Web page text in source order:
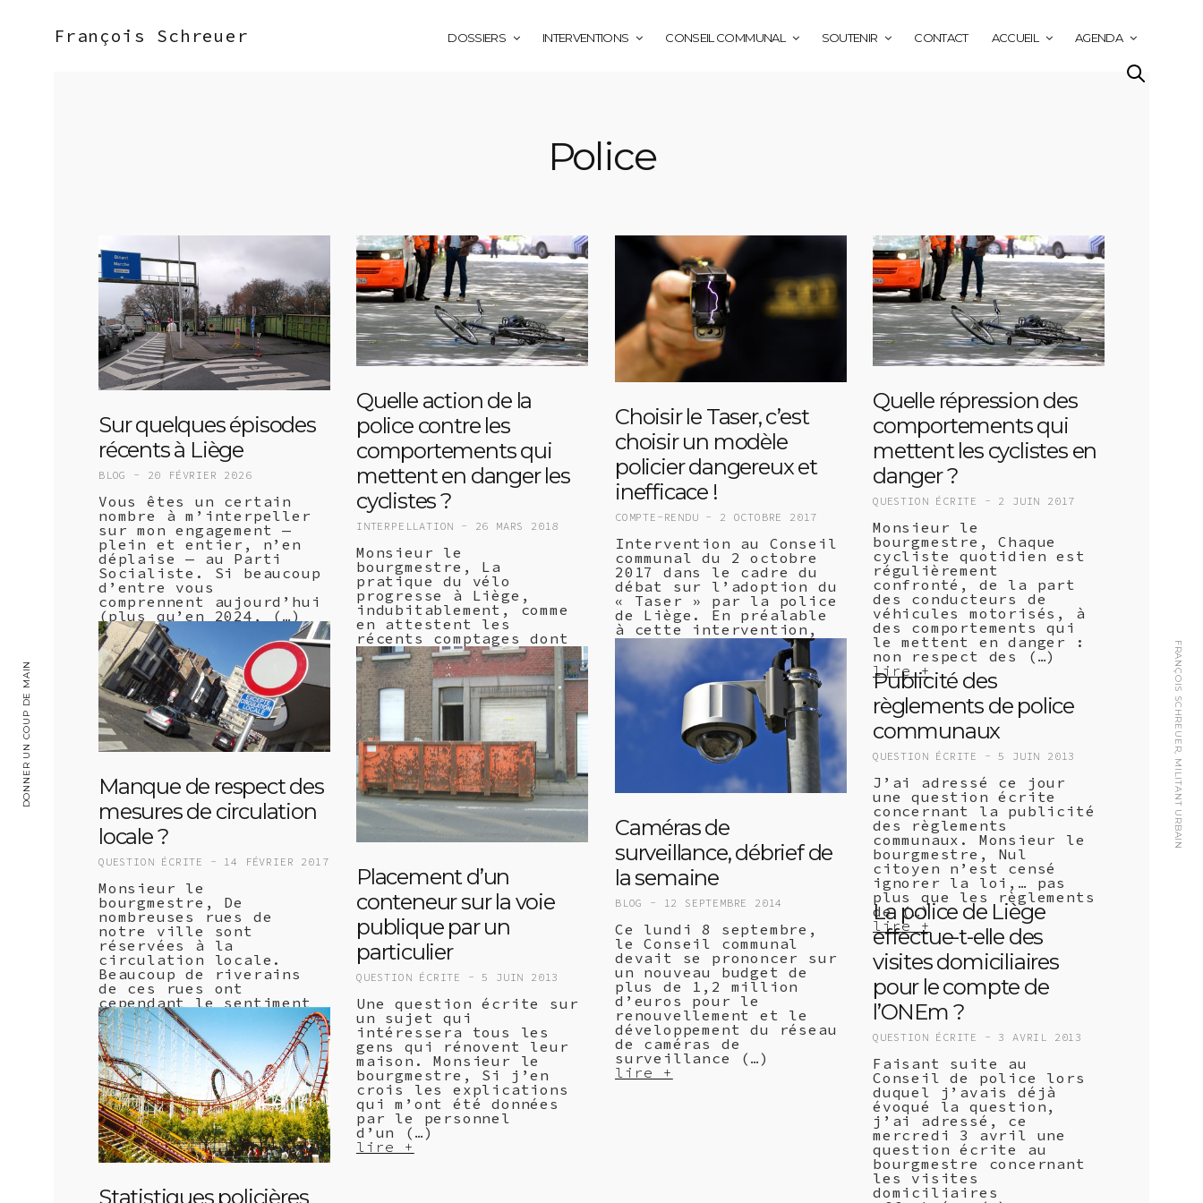
François Schreuer DOSSIERS INTERVENTIONS CONSEIL COMMUNAL SOUTENIR CONTACT ACCUEIL AGENDA
DONNER UN COUP DE MAIN FRANÇOIS SCHREUER, MILITANT URBAIN
Police
Sur quelques épisodes
récents à Liège
BLOG - 20 FÉVRIER 2026
Vous êtes un certain
nombre à m’interpeller
sur mon engagement —
plein et entier, n’en
déplaise — au Parti
Socialiste. Si beaucoup
d’entre vous
comprennent aujourd’hui
(plus qu’en 2024, (…)
lire +
Quelle action de la
police contre les
comportements qui
mettent en danger les
cyclistes ?
INTERPELLATION - 26 MARS 2018
Monsieur le
bourgmestre, La
pratique du vélo
progresse à Liège,
indubitablement, comme
en attestent les
récents comptages dont
il a été fait état lors
de la dernière
commission
consultative (…)
lire +
Choisir le Taser, c’est
choisir un modèle
policier dangereux et
inefficace !
COMPTE-RENDU - 2 OCTOBRE 2017
Intervention au Conseil
communal du 2 octobre
2017 dans le cadre du
débat sur l’adoption du
« Taser » par la police
de Liège. En préalable
à cette intervention,
je voudrais remercier
lire +
Quelle répression des
comportements qui
mettent les cyclistes en
danger ?
QUESTION ÉCRITE - 2 JUIN 2017
Monsieur le
bourgmestre, Chaque
cycliste quotidien est
régulièrement
confronté, de la part
des conducteurs de
véhicules motorisés, à
des comportements qui
le mettent en danger :
non respect des (…)
lire +
Manque de respect des
mesures de circulation
locale ?
QUESTION ÉCRITE - 14 FÉVRIER 2017
Monsieur le
bourgmestre, De
nombreuses rues de
notre ville sont
réservées à la
circulation locale.
Beaucoup de riverains
de ces rues ont
cependant le sentiment
d’un estompement de la
norme : (…)
lire +
Caméras de
surveillance, débrief de
la semaine
BLOG - 12 SEPTEMBRE 2014
Ce lundi 8 septembre,
le Conseil communal
devait se prononcer sur
un nouveau budget de
plus de 1,2 million
d’euros pour le
renouvellement et le
développement du réseau
de caméras de
surveillance (…)
lire +
Placement d’un
conteneur sur la voie
publique par un
particulier
QUESTION ÉCRITE -5 JUIN 2013
Une question écrite sur
un sujet qui
intéressera tous les
gens qui rénovent leur
maison. Monsieur le
bourgmestre, Si j’en
crois les explications
qui m’ont été données
par le personnel
d’un (…)
lire +
Publicité des
règlements de police
communaux
QUESTION ÉCRITE -5 JUIN 2013
J’ai adressé ce jour
une question écrite
concernant la publicité
des règlements
communaux. Monsieur le
bourgmestre, Nul
citoyen n’est censé
ignorer la loi,… pas
plus que les règlements
de (…)
lire +
La police de Liège
effectue-t-elle des
visites domiciliaires
pour le compte de
l’ONEm ?
QUESTION ÉCRITE - 3 AVRIL 2013
Faisant suite au
Conseil de police lors
duquel j’avais déjà
évoqué la question,
j’ai adressé, ce
mercredi 3 avril une
question écrite au
bourgmestre concernant
les visites
domiciliaires
Statistiques policières